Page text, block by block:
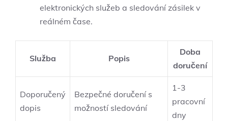
elektronických služeb a sledování zásilek v
reálném čase.
Služba Popis
Doba
doručení
Doporučený
dopis
Bezpečné doručení s
možností sledování
1-3
pracovní
dny